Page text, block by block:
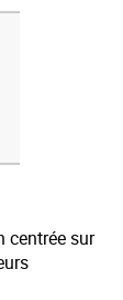
centrée sur